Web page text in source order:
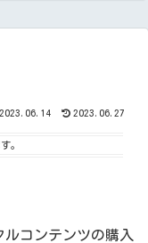
2023.06.14 2023.06.27
。
コンテンツの購入